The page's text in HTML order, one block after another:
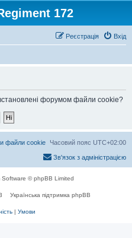
172
Вхід
Реєстрація
форумом файли cookie?
Часовий пояс UTC+02:00
файли cookie
Зв'язок з адміністрацією
Software © phpBB Limited
Українська підтримка phpBB
| Умови